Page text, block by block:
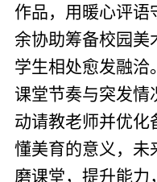
作品，用暖心评语
余协助筹备校园美
学生相处愈发融洽
课堂节奏与突发情
动请教老师并优化
懂美育的意义，未
磨课堂，提升能力